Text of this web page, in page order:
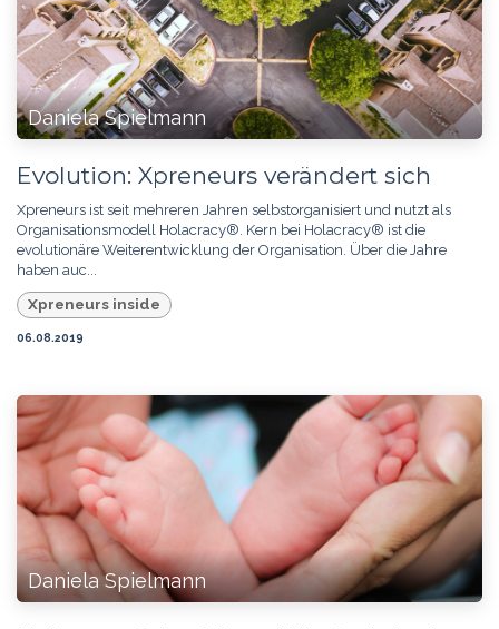
Daniela Spielmann
Evolution: Xpreneurs verändert sich
Xpreneurs ist seit mehreren Jahren selbstorganisiert und nutzt als
Organisationsmodell Holacracy®. Kern bei Holacracy® ist die
evolutionäre Weiterentwicklung der Organisation. Über die Jahre
haben auc...
Xpreneurs inside
06.08.2019
Daniela Spielmann